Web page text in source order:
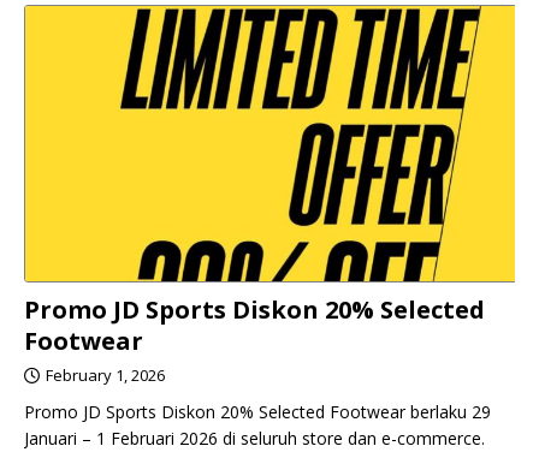
Promo JD Sports Diskon 20% Selected
Footwear
February 1, 2026
Promo JD Sports Diskon 20% Selected Footwear berlaku 29
Januari – 1 Februari 2026 di seluruh store dan e-commerce.